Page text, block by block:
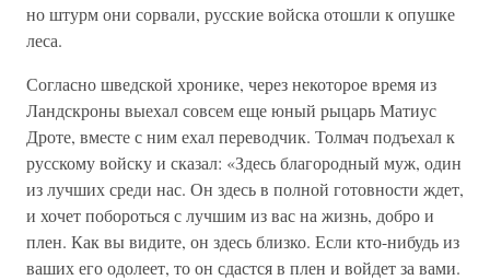
но штурм они сорвали, русские войска отошли к опушке
леса.
Согласно шведской хронике, через некоторое время из
Ландскроны выехал совсем еще юный рыцарь Матиус
Дроте, вместе с ним ехал переводчик. Толмач подъехал к
русскому войску и сказал: «Здесь благородный муж, один
из лучших среди нас. Он здесь в полной готовности ждет,
и хочет побороться с лучшим из вас на жизнь, добро и
плен. Как вы видите, он здесь близко. Если кто-нибудь из
ваших его одолеет, то он сдастся в плен и войдет за вами.